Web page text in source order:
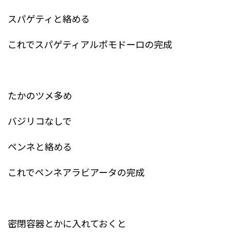
スパゲティと絡める
これでスパゲティアルポモドーロの完成
たかのツメ多め
バジリコなしで
ペンネと絡める
これでペンネアラビアータの完成
密閉容器とかに入れておくと